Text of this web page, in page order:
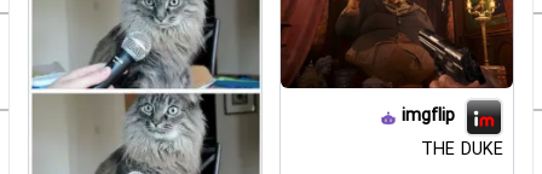
imgflip
THE DUKE